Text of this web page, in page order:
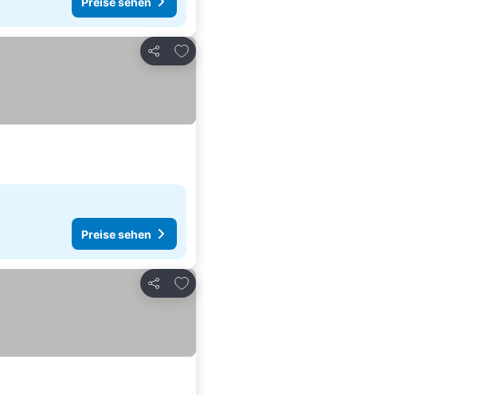
Teilen
Zu Favoriten hinzufügen
Preise sehen
Teilen
Zu Favoriten hinzufügen